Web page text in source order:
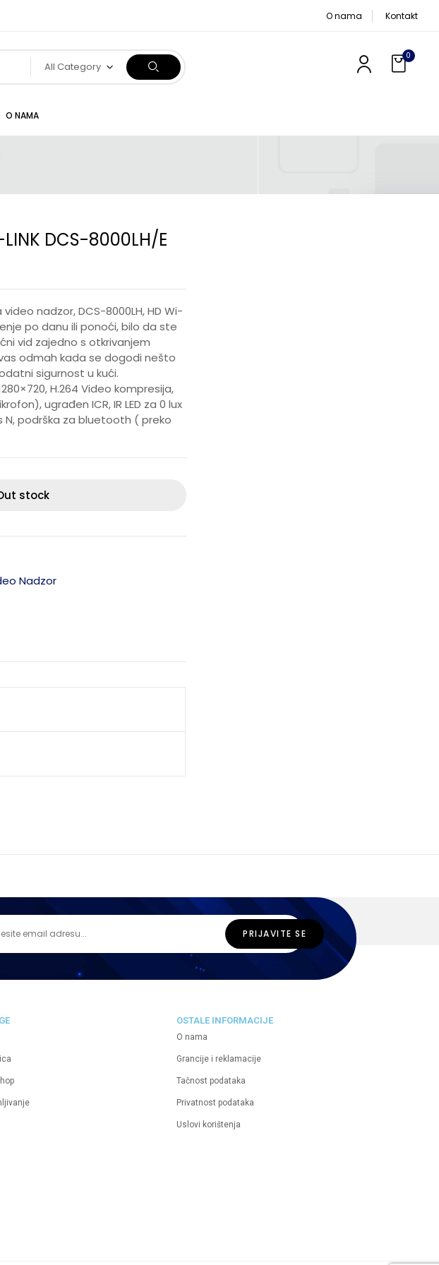
O nama Kontakt
All Category
0
O NAMA
DCS-8000LH/E
nadzor, DCS-8000LH, HD Wi-
po danu ili ponoći, bilo da ste
vid zajedno s otkrivanjem
odmah kada se dogodi nešto
sigurnost u kući.
H.264 Video kompresija,
ugrađen ICR, IR LED za 0 lux
N, podrška za bluetooth ( preko
stock
Nadzor
OSTALE INFORMACIJE
O nama
Grancije i reklamacije
Tačnost podataka
Privatnost podataka
Uslovi korištenja